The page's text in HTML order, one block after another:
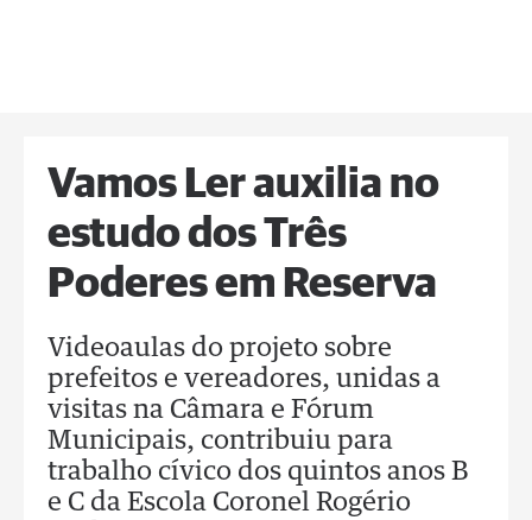
Vamos Ler auxilia no
estudo dos Três
Poderes em Reserva
Videoaulas do projeto sobre
prefeitos e vereadores, unidas a
visitas na Câmara e Fórum
Municipais, contribuiu para
trabalho cívico dos quintos anos B
e C da Escola Coronel Rogério